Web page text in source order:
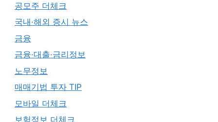
공모주 더체크
국내·해외 증시 뉴스
금융
금융·대출·금리정보
노무정보
매매기법 투자 TIP
모바일 더체크
보험정보 더체크